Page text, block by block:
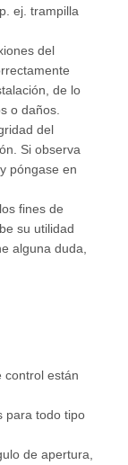
ej. trampilla
del
de lo
o daños.
del
Si observa
póngase en
fines de
su utilidad
alguna duda,
control están
para todo tipo
de apertura,